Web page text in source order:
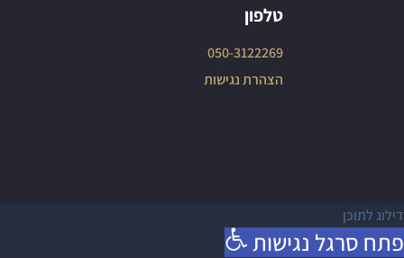
טלפון
050-3122269
הצהרת נגישות
דילוג לתוכן
פתח סרגל נגישות